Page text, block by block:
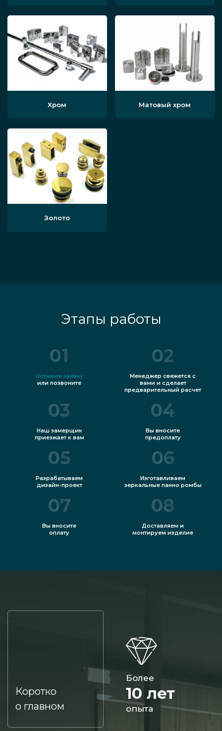
Хром Матовый хром
Золото
Этапы работы
01
Оставьте заявку
или позвоните
02
Менеджер свяжется с
вами и сделает
предварительный расчет
03
Наш замерщик
приезжает к вам
04
Вы вносите
предоплату
05
Разрабатываем
дизайн-проект
06
Изготавливаем
зеркальные панно ромбы
07
Вы вносите
оплату
08
Доставляем и
монтируем изделие
Коротко
о главном
Более
10 лет
опыта